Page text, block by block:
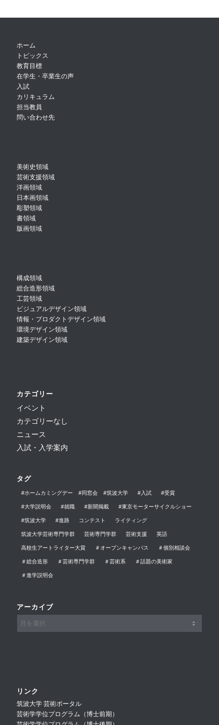
ホーム
トピックス
教育目標
在学生・卒業生の声
入試
カリキュラム
担当教員
問い合わせ先
美術史領域
芸術支援領域
洋画領域
日本画領域
彫塑領域
書領域
版画領域
構成領域
総合造形領域
工芸領域
ビジュアルデザイン領域
情報・プロダクトデザイン領域
環境デザイン領域
建築デザイン領域
カテゴリー
イベント
カテゴリーなし
ニュース
入試・入学案内
タグ
#ホームカミングデー #同窓会 #筑波大学 #入試
#受賞
#大学説明会
#就職 #新聞掲載
#東京モーターサイクルショー
#筑波大学
#進路 コンテスト
ライティング
筑波大学芸術専門学群
芸術専門学群 芸術支援
英語
高校生アートライター大賞
＃オープンキャンパス
＃個別相談会
＃総合造形
＃芸術専門学群 ＃芸術系
＃話題の美術家
＃進学説明会
アーカイブ
リンク
筑波大学 芸術ポータル
芸術学学位プログラム（博士前期）